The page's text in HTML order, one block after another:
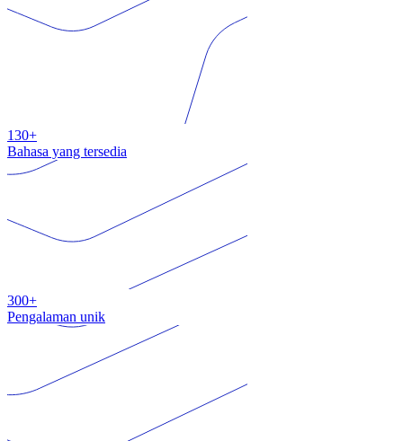
130+
Bahasa yang tersedia
300+
Pengalaman unik